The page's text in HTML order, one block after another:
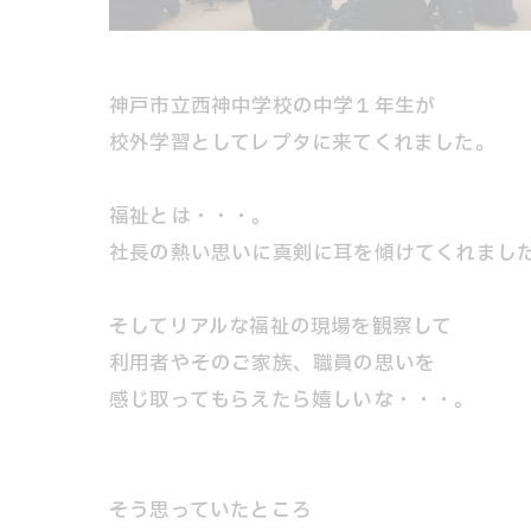
神戸市立西神中学校の中学１年生が
校外学習としてレプタに来てくれました。
福祉とは・・・。
社長の熱い思いに真剣に耳を傾けてくれまし
そしてリアルな福祉の現場を観察して
利用者やそのご家族、職員の思いを
感じ取ってもらえたら嬉しいな・・・。
そう思っていたところ